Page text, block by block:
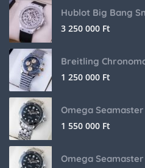
Hublot Big Bang
3 250 000 Ft
Breitling
1 250 000 Ft
Omega
1 550 000 Ft
Omega